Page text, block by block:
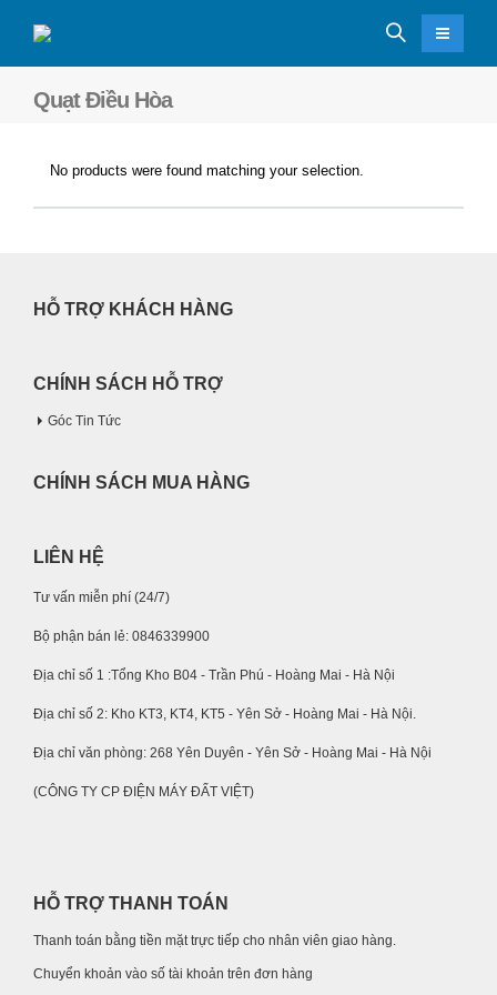
Quạt Điều Hòa
No products were found matching your selection.
HỖ TRỢ KHÁCH HÀNG
CHÍNH SÁCH HỖ TRỢ
Góc Tin Tức
CHÍNH SÁCH MUA HÀNG
LIÊN HỆ
Tư vấn miễn phí (24/7)
Bộ phận bán lẻ: 0846339900
Địa chỉ số 1 :Tổng Kho B04 - Trần Phú - Hoàng Mai - Hà Nội
Địa chỉ số 2: Kho KT3, KT4, KT5 - Yên Sở - Hoàng Mai - Hà Nội.
Địa chỉ văn phòng: 268 Yên Duyên - Yên Sở - Hoàng Mai - Hà Nội
(CÔNG TY CP ĐIỆN MÁY ĐẤT VIỆT)
HỖ TRỢ THANH TOÁN
Thanh toán bằng tiền mặt trực tiếp cho nhân viên giao hàng.
Chuyển khoản vào số tài khoản trên đơn hàng